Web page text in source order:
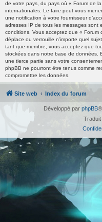
de votre pays, du pays où « Forum de
internationales. Le faire peut vous
une notification à votre fournisseur
adresses IP de tous les messages sont
conditions. Vous acceptez que « Forum
déplace ou verrouille n’importe quel
tant que membre, vous acceptez que
stockées dans notre base de données.
une tierce partie sans votre
phpBB ne pourront être tenus comme
compromettre les données.
Site web Index du forum
Développé par phpBB®
Traduit